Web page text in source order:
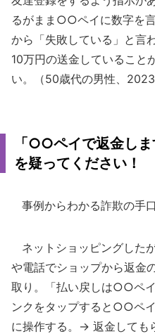
るがまま○○ペイに数字を
から「失敗している」と言
10万円の送金していること
い。（50歳代の男性、2023
「○○ペイで返金し
を疑ってください！
事例からわかる詐欺の手口
ネットショッピングした
や電話でショップから返金
取り。「払い戻しは○○ペ
ンクをタップすると○○ペ
に操作する。→ 返金しても